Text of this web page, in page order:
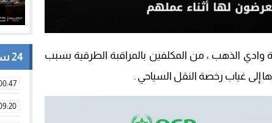
وادي الذهب ، من المكلفين بالمراقبة الطرقية بسبب
إلى غياب رخصة النقل السياحي .
24 ساعة